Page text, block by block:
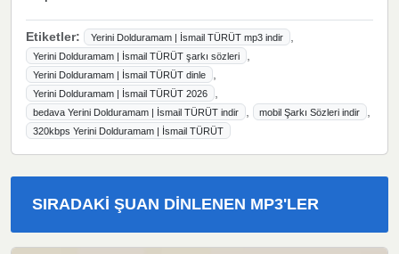
Etiketler: Yerini Dolduramam | İsmail TÜRÜT mp3 indir
Yerini Dolduramam | İsmail TÜRÜT şarkı sözleri
Yerini Dolduramam | İsmail TÜRÜT dinle
Yerini Dolduramam | İsmail TÜRÜT 2026
bedava Yerini Dolduramam | İsmail TÜRÜT indir mobil Şarkı Sözleri indir
320kbps Yerini Dolduramam | İsmail TÜRÜT
SIRADAKI ŞUAN DINLENEN MP3'LER